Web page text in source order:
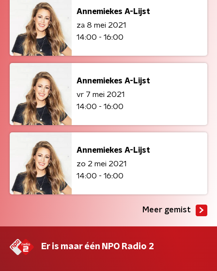
Annemiekes A-Lijst
za 8 mei 2021
14:00 - 16:00
Annemiekes A-Lijst
vr 7 mei 2021
14:00 - 16:00
Annemiekes A-Lijst
zo 2 mei 2021
14:00 - 16:00
Meer gemist
Er is maar één NPO Radio 2